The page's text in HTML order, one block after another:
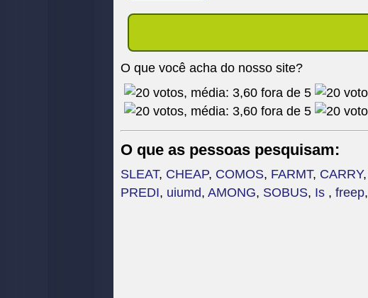
O que você acha do nosso site?
O que as pessoas pesquisam:
SLEAT, CHEAP, COMOS, FARMT, CARRY,
PREDI, uiumd, AMONG, SOBUS, Is , freep,